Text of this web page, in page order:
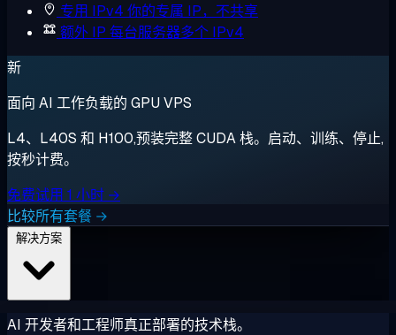
专用 IPv4 你的专属 IP，不共享
额外 IP 每台服务器多个 IPv4
新
面向 AI 工作负载的 GPU VPS
L4、L40S 和 H100,预装完整 CUDA 栈。启动、训练、停止,
按秒计费。
免费试用 1 小时 →
比较所有套餐 →
AI 开发者和工程师真正部署的技术栈。